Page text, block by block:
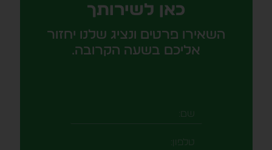
כאן לשירותך
השאירו פרטים ונציג שלנו יחזור
אליכם בשעה הקרובה.